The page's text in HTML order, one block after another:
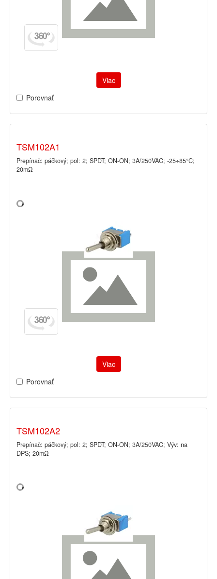
Viac
Porovnať
TSM102A1
Prepínač: páčkový; pol: 2; SPDT; ON-ON; 3A/250VAC; -25÷85°C;
20mΩ
Viac
Porovnať
TSM102A2
Prepínač: páčkový; pol: 2; SPDT; ON-ON; 3A/250VAC; Výv: na
DPS; 20mΩ